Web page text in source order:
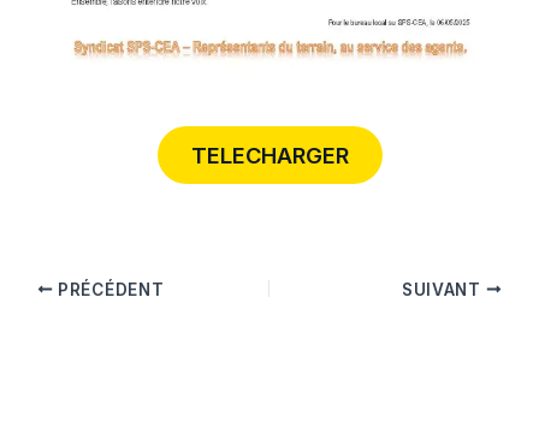
TELECHARGER
PRÉCÉDENT SUIVANT